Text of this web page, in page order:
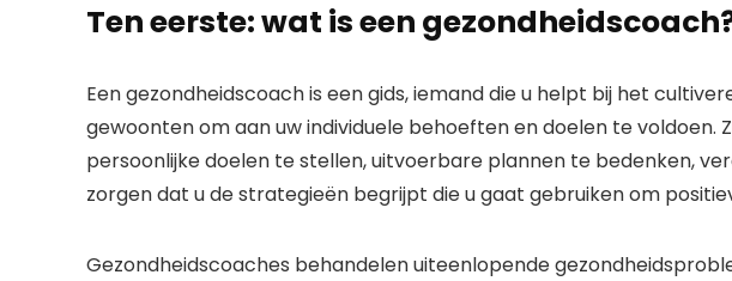
Ten eerste: wat is een
Een gezondheidscoach is een gids, iemand die u helpt bij het
gewoonten om aan uw individuele behoeften en doelen te voldoen.
persoonlijke doelen te stellen, uitvoerbare plannen te bedenken,
zorgen dat u de strategieën begrijpt die u gaat gebruiken om
Gezondheidscoaches behandelen uiteenlopende